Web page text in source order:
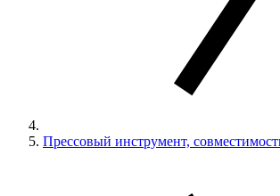
Прессовый инструмент,